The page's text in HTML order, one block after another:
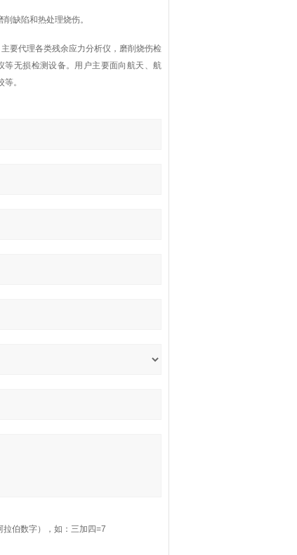
缺陷和热处理烧伤。
要代理各类残余应力分析仪，磨削烧伤检
无损检测设备。用户主要面向航天、航
。
伯数字），如：三加四=7